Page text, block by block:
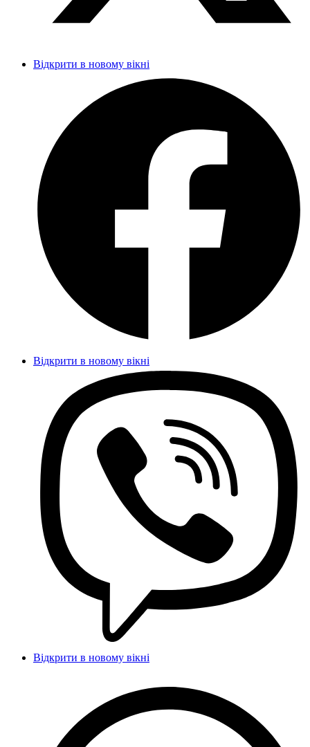
Відкрити в новому вікні
Відкрити в новому вікні
Відкрити в новому вікні